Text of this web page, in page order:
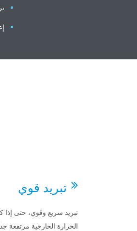
تبريد قوي
تبريد سريع وقوي، حتى إذا
الحرارة الخارجية مرتفعة